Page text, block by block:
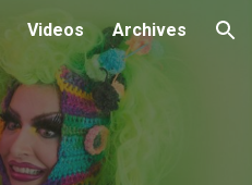
Videos Archives